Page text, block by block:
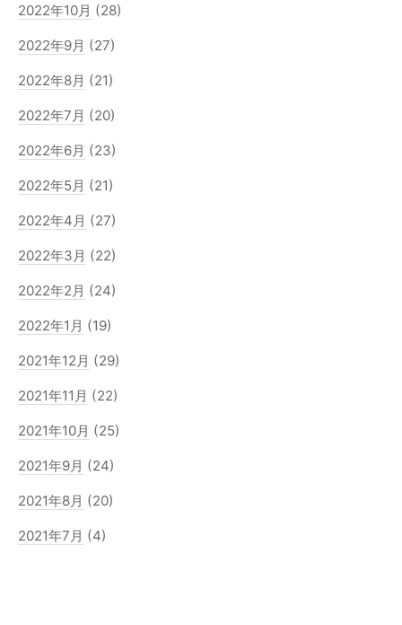
2022年10月 (28)
2022年9月 (27)
2022年8月 (21)
2022年7月 (20)
2022年6月 (23)
2022年5月 (21)
2022年4月 (27)
2022年3月 (22)
2022年2月 (24)
2022年1月 (19)
2021年12月 (29)
2021年11月 (22)
2021年10月 (25)
2021年9月 (24)
2021年8月 (20)
2021年7月 (4)